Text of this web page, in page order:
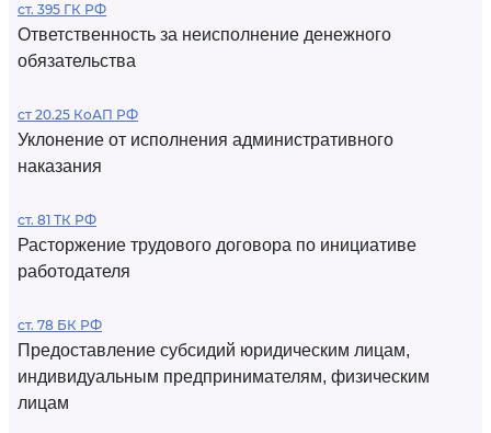
ст. 395 ГК РФ
Ответственность за неисполнение денежного
обязательства
ст 20.25 КоАП РФ
Уклонение от исполнения административного
наказания
ст. 81 ТК РФ
Расторжение трудового договора по инициативе
работодателя
ст. 78 БК РФ
Предоставление субсидий юридическим лицам,
индивидуальным предпринимателям, физическим
лицам